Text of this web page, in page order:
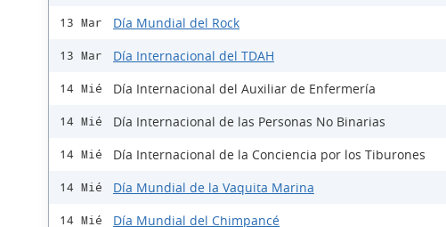
13 Mar Día Mundial del Rock
13 Mar Día Internacional del TDAH
14 Mié Día Internacional del Auxiliar de Enfermería
14 Mié Día Internacional de las Personas No Binarias
14 Mié Día Internacional de la Conciencia por los Tiburones
14 Mié Día Mundial de la Vaquita Marina
14 Mié Día Mundial del Chimpancé